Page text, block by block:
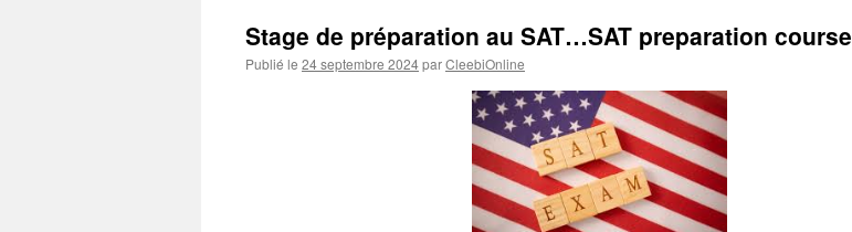
Stage de préparation au SAT…SAT preparation course
Publié le 24 septembre 2024parCleebiOnline